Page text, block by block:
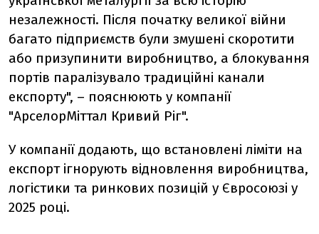
незалежності. Після початку великої війни
багато підприємств були змушені скоротити
або призупинити виробництво, а блокування
портів паралізувало традиційні канали
експорту", – пояснюють у компанії
"АрселорМіттал Кривий Ріг".
У компанії додають, що встановлені ліміти на
експорт ігнорують відновлення виробництва,
логістики та ринкових позицій у Євросоюзі у
2025 році.